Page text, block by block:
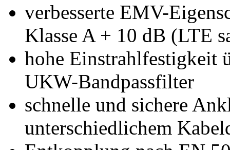
verbesserte EMV-
Klasse A + 10 dB (LTE
hohe Einstrahlfestigkeit
UKW-Bandpassfilter
schnelle und sichere
unterschiedlichem